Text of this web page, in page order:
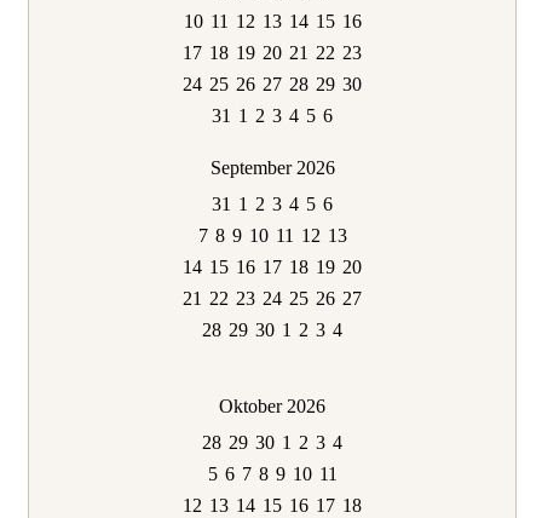
10 11 12 13 14 15 16
17 18 19 20 21 22 23
24 25 26 27 28 29 30
31 1 2 3 4 5 6
September 2026
31 1 2 3 4 5 6
7 8 9 10 11 12 13
14 15 16 17 18 19 20
21 22 23 24 25 26 27
28 29 30 1 2 3 4
Oktober 2026
28 29 30 1 2 3 4
5 6 7 8 9 10 11
12 13 14 15 16 17 18